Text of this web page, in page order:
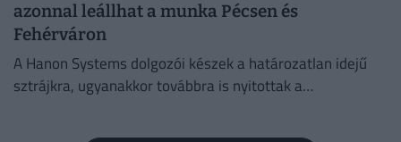
azonnal leállhat a munka Pécsen és
Fehérváron
A Hanon Systems dolgozói készek a határozatlan idejű
sztrájkra, ugyanakkor továbbra is nyitottak a